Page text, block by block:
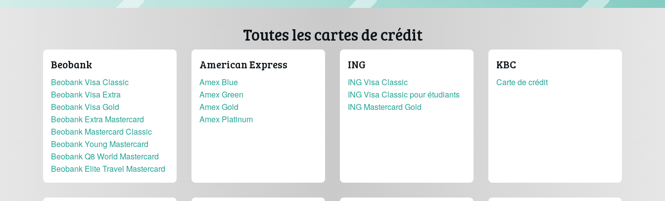
Toutes les cartes de crédit
Beobank
Beobank Visa Classic
Beobank Visa Extra
Beobank Visa Gold
Beobank Extra Mastercard
Beobank Mastercard Classic
Beobank Young Mastercard
Beobank Q8 World Mastercard
Beobank Elite Travel Mastercard
American Express
Amex Blue
Amex Green
Amex Gold
Amex Platinum
ING
ING Visa Classic
ING Visa Classic pour étudiants
ING Mastercard Gold
KBC
Carte de crédit